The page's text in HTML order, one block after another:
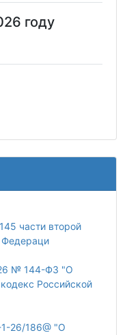
году
части второй
Федераци
№ 144-ФЗ "О
Российской
26/186@ "О